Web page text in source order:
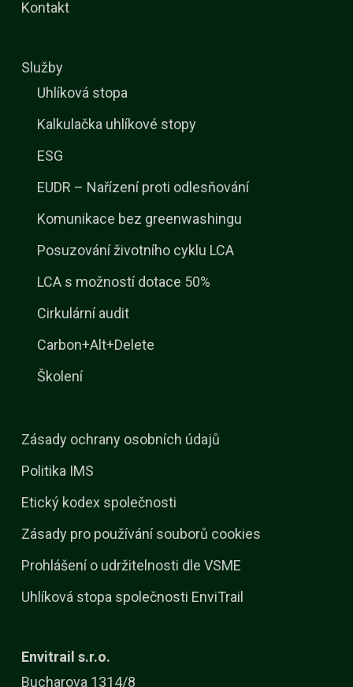
Kontakt
Služby
Uhlíková stopa
Kalkulačka uhlíkové stopy
ESG
EUDR – Nařízení proti odlesňování
Komunikace bez greenwashingu
Posuzování životního cyklu LCA
LCA s možností dotace 50%
Cirkulární audit
Carbon+Alt+Delete
Školení
Zásady ochrany osobních údajů
Politika IMS
Etický kodex společnosti
Zásady pro používání souborů cookies
Prohlášení o udržitelnosti dle VSME
Uhlíková stopa společnosti EnviTrail
Envitrail s.r.o.
Bucharova 1314/8